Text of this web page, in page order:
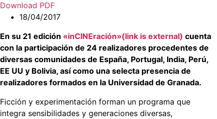
Download PDF
18/04/2017
En su 21 edición «inCINEración»(link is external) cuenta
con la participación de 24 realizadores procedentes de
diversas comunidades de España, Portugal, India, Perú,
EE UU y Bolivia, así como una selecta presencia de
realizadores formados en la Universidad de Granada.
Ficción y experimentación forman un programa que
integra sensibilidades y generaciones diversas,